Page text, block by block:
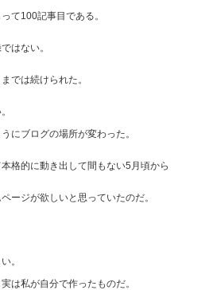
て100記事目である。
はない。
では続けられた。
にブログの場所が変わった。
格的に動き出して間もない5月頃から
ージが欲しいと思っていたのだ。
。
は私が自分で作ったものだ。